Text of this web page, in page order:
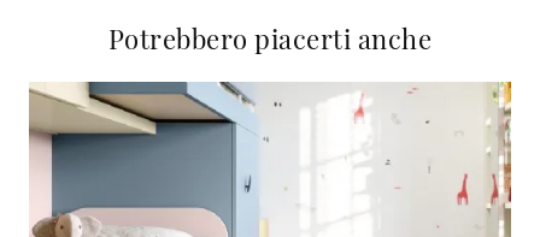
Potrebbero piacerti anche